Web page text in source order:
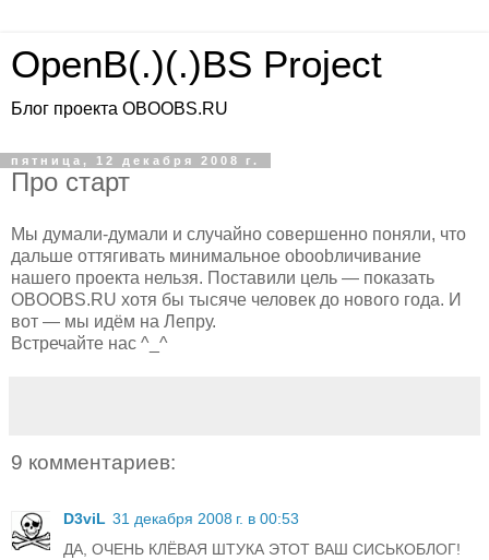
OpenB(.)(.)BS Project
Блог проекта OBOOBS.RU
пятница, 12 декабря 2008 г.
Про старт
Мы думали-думали и случайно совершенно поняли, что
дальше оттягивать минимальное оboobличивание
нашего проекта нельзя. Поставили цель — показать
OBOOBS.RU хотя бы тысяче человек до нового года. И
вот — мы идём на Лепру.
Встречайте нас ^_^
9 комментариев:
D3viL 31 декабря 2008 г. в 00:53
ДА, ОЧЕНЬ КЛЁВАЯ ШТУКА ЭТОТ ВАШ СИСЬКОБЛОГ!